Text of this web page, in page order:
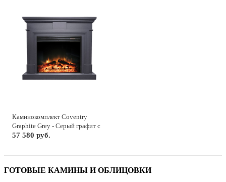
Каминокомплект Coventry
Graphite Grey - Серый графит с
очагом Jupiter FX New
57 580 руб.
ГОТОВЫЕ КАМИНЫ И ОБЛИЦОВКИ